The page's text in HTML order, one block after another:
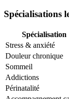
Spécialisations
Spécialisation
Stress & anxiété
Douleur chronique
Sommeil
Addictions
Périnatalité